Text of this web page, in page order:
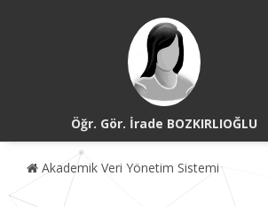
Öğr. Gör. İrade BOZKIRLIOĞLU
Akademik Veri Yönetim Sistemi